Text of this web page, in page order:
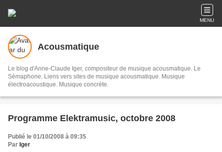
MENU
Acousmatique
Le blog d'Anne-Claude Iger, compositeur de musique acousmatique. Le
Sémaphone. Liens vers sites de musique acousmatique. Musique
électroacoustique. Musique concrète.
Programme Elektramusic, octobre 2008
Publié le 01/10/2008 à 09:35
Par Iger